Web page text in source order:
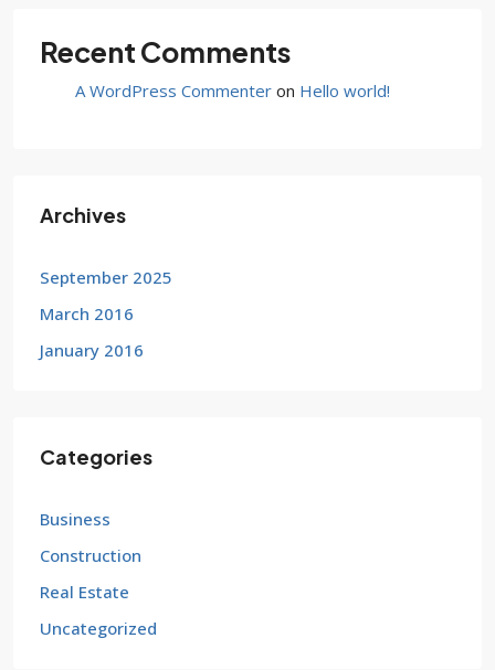
Recent Comments
A WordPress Commenter on Hello world!
Archives
September 2025
March 2016
January 2016
Categories
Business
Construction
Real Estate
Uncategorized